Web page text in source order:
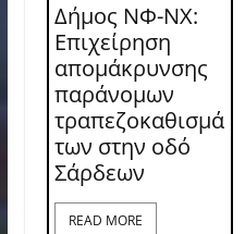
Δήμος ΝΦ-ΝΧ:
Επιχείρηση
απομάκρυνσης
παράνομων
τραπεζοκαθισμά
των στην οδό
Σάρδεων
READ MORE